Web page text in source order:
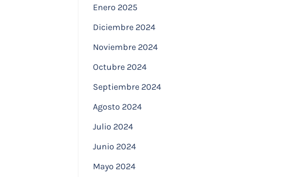
Enero 2025
Diciembre 2024
Noviembre 2024
Octubre 2024
Septiembre 2024
Agosto 2024
Julio 2024
Junio 2024
Mayo 2024